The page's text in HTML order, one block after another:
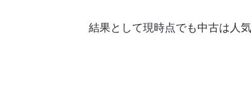
結果として現時点でも中古は人気